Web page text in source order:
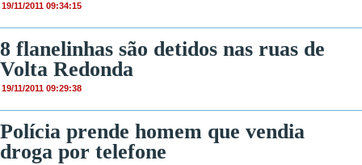
19/11/2011 09:34:15
8 flanelinhas são detidos nas ruas de
Volta Redonda
19/11/2011 09:29:38
Polícia prende homem que vendia
droga por telefone